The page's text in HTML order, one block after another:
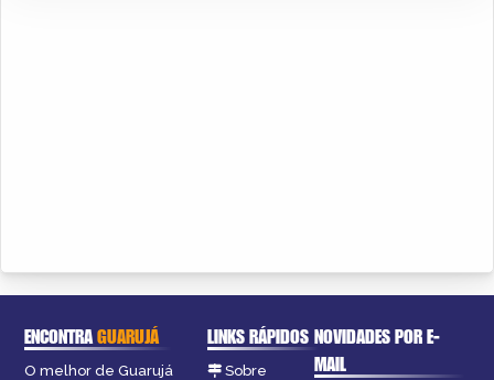
ENCONTRAGUARUJÁ
O melhor de Guarujá
LINKS RÁPIDOS
Sobre
NOVIDADES POR E-
MAIL